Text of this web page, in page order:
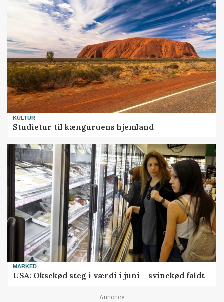
KULTUR
Studietur til kænguruens hjemland
MARKED
USA: Oksekød steg i værdi i juni – svinekød faldt
Annonce